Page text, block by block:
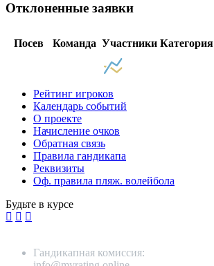
Отклоненные заявки
Посев Команда Участники Категория
Рейтинг игроков
Календарь событий
О проекте
Начисление очков
Обратная связь
Правила гандикапа
Реквизиты
Оф. правила пляж. волейбола
Будьте в курсе
Гандикапная комиссия: